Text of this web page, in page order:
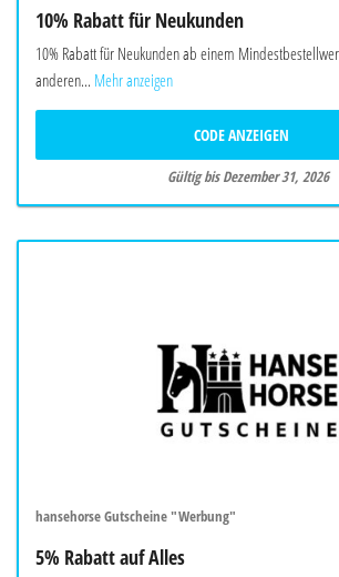
10% Rabatt für Neukunden
10% Rabatt für Neukunden ab einem
anderen... Mehr anzeigen
CODE ANZEIGEN
Gültig bis Dezember 31, 2026
hansehorse Gutscheine "Werbung"
5% Rabatt auf Alles